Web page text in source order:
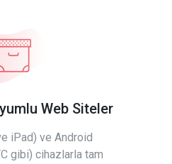
Web Siteler
iPad) ve Android
gibi) cihazlarla tam